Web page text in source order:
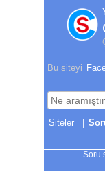
Bu siteyi
|
Soru